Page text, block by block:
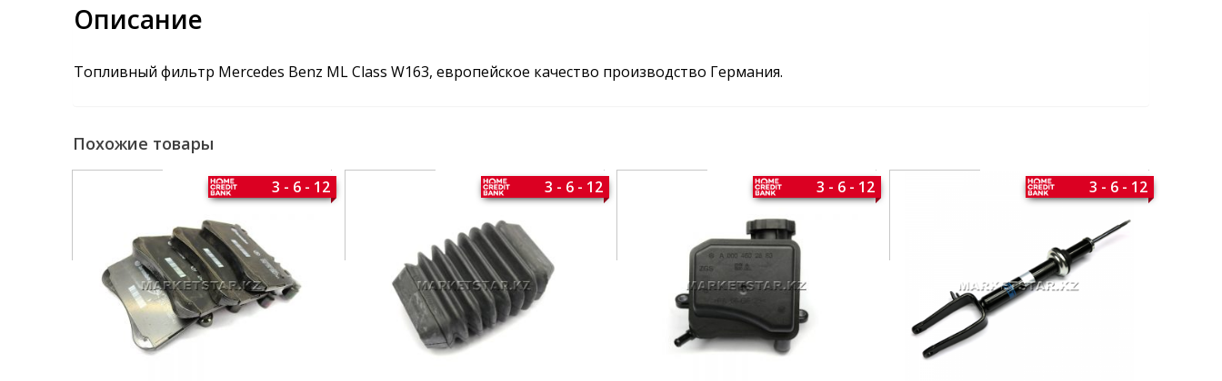
Описание
Топливный фильтр Mercedes Benz ML Class W163, европейское качество производство Германия.
Похожие товары
3 - 6 - 12 3 - 6 - 12 3 - 6 - 12 3 - 6 - 12